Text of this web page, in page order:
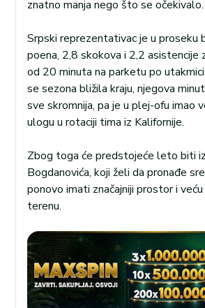
znatno manja nego što se očekivalo.
Srpski reprezentativac je u proseku
poena, 2,8 skokova i 2,2 asistencije
od 20 minuta na parketu po
se sezona bližila kraju, njegova
sve skromnija, pa je u plej-ofu imao
ulogu u rotaciji tima iz Kalifornije.
Zbog toga će predstojeće leto biti
Bogdanovića, koji želi da pronađe
ponovo imati značajniji prostor i
terenu.